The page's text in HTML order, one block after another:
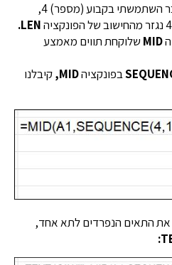
שימו לב שכדי לפשט את ההסבר השתמשתי בקבוע (מספר) 4,
LEN.
MID שלוקחת תווים מאמצע
בפונקציהMID, קיבלנו
את התאים הנפרדים לתא אחד,